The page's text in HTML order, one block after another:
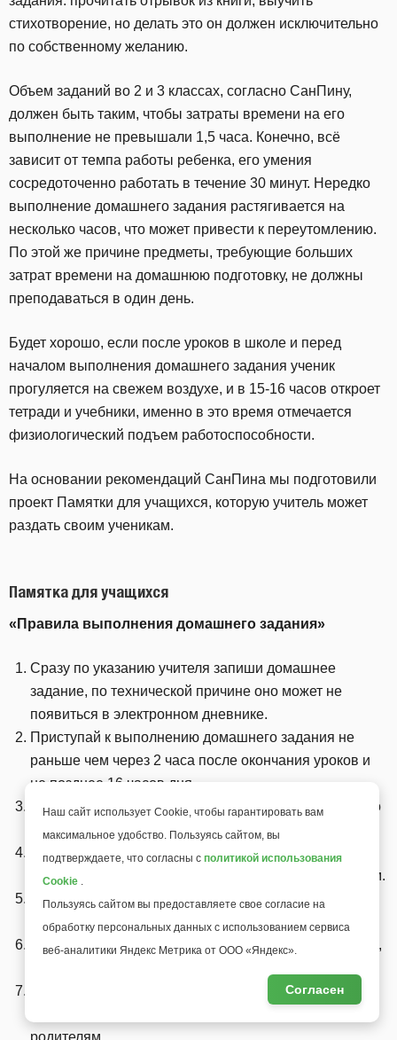
стихотворение, но делать это он должен исключительно
по собственному желанию.
Объем заданий во 2 и 3 классах, согласно СанПину,
должен быть таким, чтобы затраты времени на его
выполнение не превышали 1,5 часа. Конечно, всё
зависит от темпа работы ребенка, его умения
сосредоточенно работать в течение 30 минут. Нередко
выполнение домашнего задания растягивается на
несколько часов, что может привести к переутомлению.
По этой же причине предметы, требующие больших
затрат времени на домашнюю подготовку, не должны
преподаваться в один день.
Будет хорошо, если после уроков в школе и перед
началом выполнения домашнего задания ученик
прогуляется на свежем воздухе, и в 15-16 часов откроет
тетради и учебники, именно в это время отмечается
физиологический подъем работоспособности.
На основании рекомендаций СанПина мы подготовили
проект Памятки для учащихся, которую учитель может
раздать своим ученикам.
Памятка для учащихся
«Правила выполнения домашнего задания»
Сразу по указанию учителя запиши домашнее
задание, по технической причине оно может не
появиться в электронном дневнике.
Приступай к выполнению домашнего задания не
раньше чем через 2 часа после окончания уроков и
не позднее 16 часов дня.
Начинай выполнение домашнего задания с трудного
для тебя учебного предмета.
Распредели время так, чтобы его хватило на
выполнение заданий по разным учебным предметам.
Через каждые 30-40 мин. делай короткие перерывы
для отдыха глаз и разминки.
Пользуйся черновиками: если нужно решить пример,
Если возник вопрос, поищи ответ в энциклопедиях
Наш сайт использует Cookie, чтобы гарантировать вам
максимальное удобство. Пользуясь сайтом, вы
подтверждаете, что согласны с политикой использования
Cookie .
Пользуясь сайтом вы предоставляете свое согласие на
обработку персональных данных с использованием сервиса
веб-аналитики Яндекс Метрика от ООО «Яндекс».
Согласен